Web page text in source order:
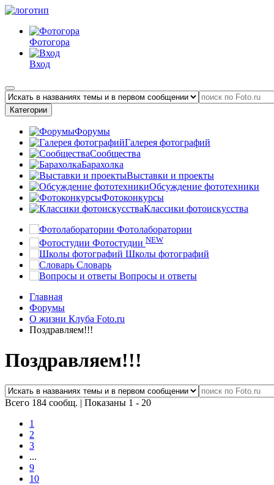
Фотогора
Вход
Категории
Форумы
Галерея фотографий
Сообщества
Барахолка
Выставки и проекты
Обсуждение фототехники
Фотоконкурсы
Классики фотоискусства
Фотолаборатории
Фотостудии NEW
Школы фотографий
Словарь
Вопросы и ответы
Главная
Форумы
О жизни Клуба Foto.ru
Поздравляем!!!
Поздравляем!!!
Всего 184 сообщ. | Показаны 1 - 20
1
2
3
...
9
10